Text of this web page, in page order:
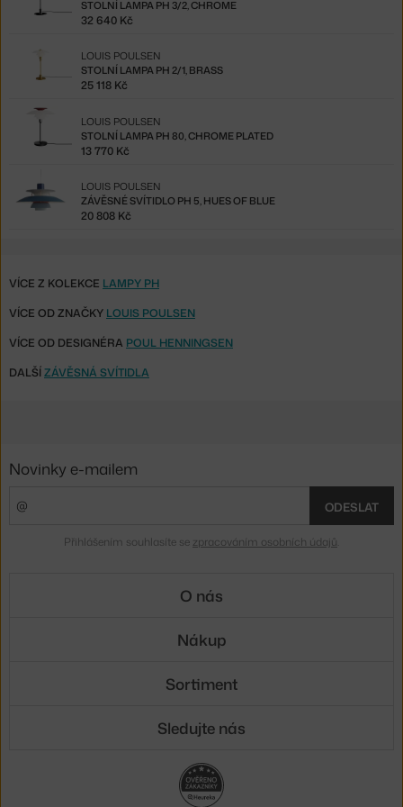
STOLNÍ LAMPA PH 3/2, CHROME
32 640 Kč
STOLNÍ LAMPA PH 2/1, BRASS
LOUIS POULSEN
25 118 Kč
STOLNÍ LAMPA PH 80, CHROME PLATED
LOUIS POULSEN
13 770 Kč
ZÁVĚSNÉ SVÍTIDLO PH 5, HUES OF BLUE
LOUIS POULSEN
20 808 Kč
VÍCE Z KOLEKCE LAMPY PH
VÍCE OD ZNAČKY LOUIS POULSEN
VÍCE OD DESIGNÉRA POUL HENNINGSEN
DALŠÍZÁVĚSNÁ SVÍTIDLA
Novinky e-mailem
ODESLAT
Přihlášením souhlasíte se zpracováním osobních údajů
O nás
Nákup
Sortiment
Sledujte nás